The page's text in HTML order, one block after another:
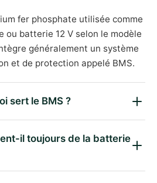
fer phosphate utilisée comme
ou batterie 12 V selon le modèle
généralement un système
et de protection appelé BMS.
sert le BMS ?
il toujours de la batterie